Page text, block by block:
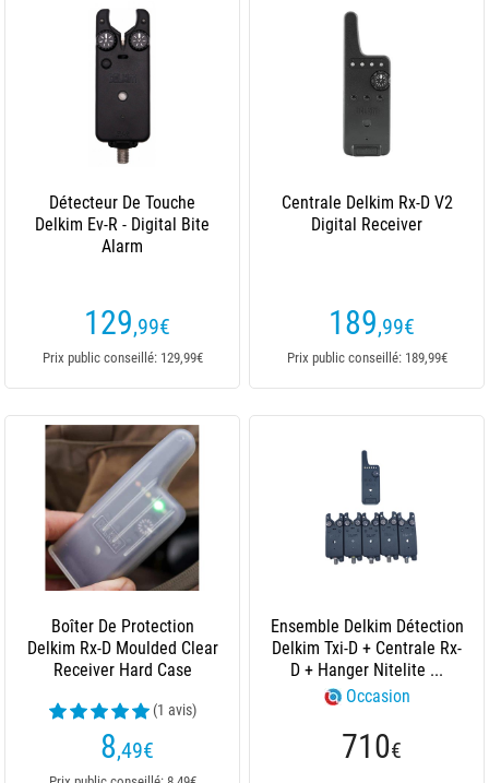
Détecteur De Touche
Delkim Ev-R - Digital Bite
Alarm
129,99€
Prix public conseillé: 129,99€
Centrale Delkim Rx-D V2
Digital Receiver
189,99€
Prix public conseillé: 189,99€
Boîter De Protection
Delkim Rx-D Moulded Clear
Receiver Hard Case
(1 avis)
8,49€
Ensemble Delkim Détection
Delkim Txi-D + Centrale Rx-
D + Hanger Nitelite ...
Occasion
710€